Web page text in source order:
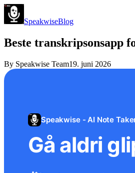
SpeakwiseBlog
Beste transkripsonsapp
By Speakwise Team19. juni 2026
Speakwise - AI Note
Gå aldri